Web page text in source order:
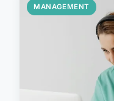
MANAGEMENT